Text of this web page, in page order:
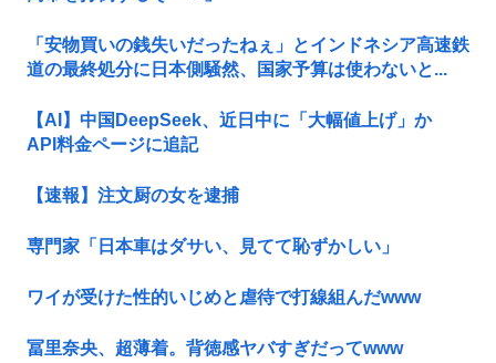
「安物買いの銭失いだったねぇ」とインドネシア高速鉄
道の最終処分に日本側騒然、国家予算は使わないと...
【AI】中国DeepSeek、近日中に「大幅値上げ」か
API料金ページに追記
【速報】注文厨の女を逮捕
専門家「日本車はダサい、見てて恥ずかしい」
ワイが受けた性的いじめと虐待で打線組んだwww
冨里奈央、超薄着。背徳感ヤバすぎだってwww